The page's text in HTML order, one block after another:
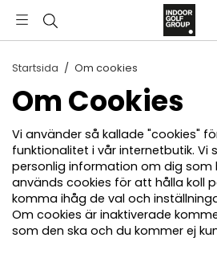
Startsida / Om cookies
Om Cookies
Vi använder så kallade "cookies"
funktionalitet i vår internetbutik. Vi
personlig information om dig som
används cookies för att hålla koll
komma ihåg de val och
Om cookies är inaktiverade
som den ska och du kommer ej